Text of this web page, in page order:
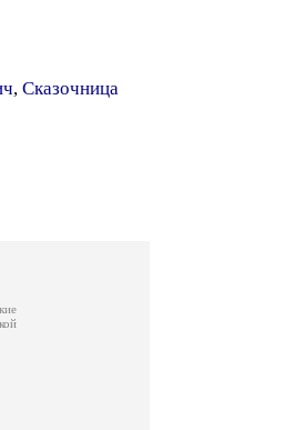
, Сказочница